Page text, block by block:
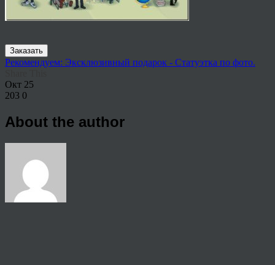
Заказать
Рекомендуем: Эксклюзивный подарок - Статуэтка по фото.
Окт 25
203 0
About the author